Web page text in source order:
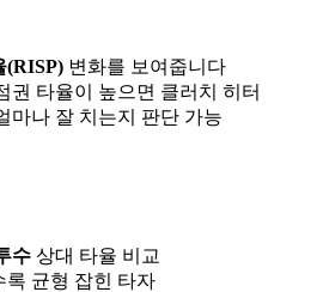
(RISP) 변화를 보여줍니다
권 타율이 높으면 클러치 히터
마나 잘 치는지 판단 가능
수 상대 타율 비교
록 균형 잡힌 타자